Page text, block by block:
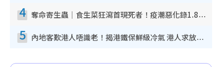
4 奪命寄生蟲｜食生菜狂瀉首現死者！疫潮惡化錄1.8萬宗病例 揭洗菜3大謬誤
5 內地客歎港人唔識老！揭港鐵保鮮級冷氣 港人求放過：咪投訴